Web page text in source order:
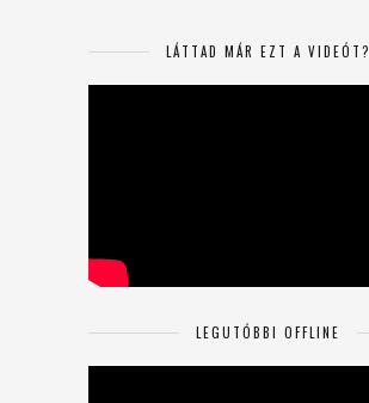
LÁTTAD MÁR EZT A VIDEÓT?
LEGUTÓBBI OFFLINE